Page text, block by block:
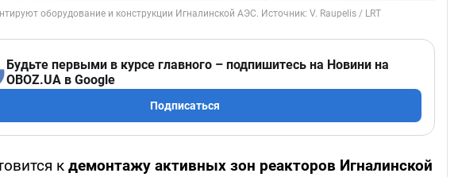
Будьте первыми в курсе главного – подпишитесь на Новини на
OBOZ.UA в Google
Подписаться
к демонтажу активных зон реакторов Игналинской